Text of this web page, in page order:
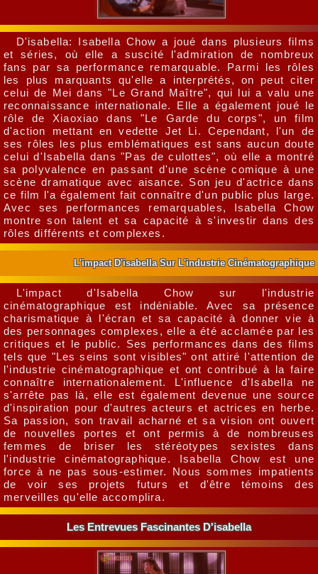
D'isabella: Isabella Chow a joué dans plusieurs films
et séries, où elle a suscité l'admiration de nombreux
fans par sa performance remarquable. Parmi les rôles
les plus marquants qu'elle a interprétés, on peut citer
celui de Mei dans "Le Grand Maître", qui lui a valu une
reconnaissance internationale. Elle a également joué le
rôle de Xiaoxiao dans "Le Garde du corps", un film
d'action mettant en vedette Jet Li. Cependant, l'un de
ses rôles les plus emblématiques est sans aucun doute
celui d'Isabella dans "Pas de culottes", où elle a montré
sa polyvalence en passant d'une scène comique à une
scène dramatique avec aisance. Son jeu d'actrice dans
ce film l'a également fait connaître d'un public plus large.
Avec ses performances remarquables, Isabella Chow
montre son talent et sa capacité à s'investir dans des
rôles différents et complexes.
L'impact D'isabella Sur L'industrie Cinématographique
L'impact d'Isabella Chow sur l'industrie
cinématographique est indéniable. Avec sa présence
charismatique à l'écran et sa capacité à donner vie à
des personnages complexes, elle a été acclamée par les
critiques et le public. Ses performances dans des films
tels que "Les seins sont visibles" ont attiré l'attention de
l'industrie cinématographique et ont contribué à la faire
connaître internationalement. L'influence d'Isabella ne
s'arrête pas là, elle est également devenue une source
d'inspiration pour d'autres acteurs et actrices en herbe.
Sa passion, son travail acharné et sa vision ont ouvert
de nouvelles portes et ont permis à de nombreuses
femmes de briser les stéréotypes sexistes dans
l'industrie cinématographique. Isabella Chow est une
force à ne pas sous-estimer. Nous sommes impatients
de voir ses projets futurs et d'être témoins des
merveilles qu'elle accomplira.
Les Entrevues Fascinantes D'isabella